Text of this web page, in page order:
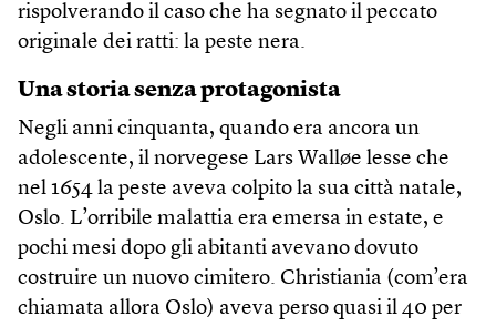
rispolverando il caso che ha segnato il peccato
originale dei ratti: la peste nera.
Una storia senza protagonista
Negli anni cinquanta, quando era ancora un
adolescente, il norvegese Lars Walløe lesse che
nel 1654 la peste aveva colpito la sua città natale,
Oslo. L’orribile malattia era emersa in estate, e
pochi mesi dopo gli abitanti avevano dovuto
costruire un nuovo cimitero. Christiania (com’era
chiamata allora Oslo) aveva perso quasi il 40 per